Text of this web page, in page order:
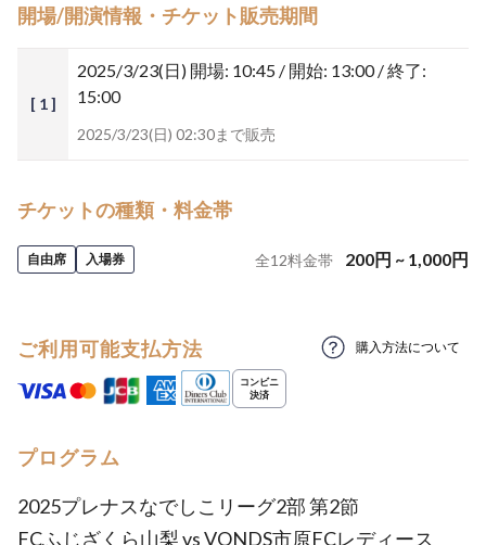
開場/開演情報・チケット販売期間
[ 1 ]
2025/3/23(日) 開場: 10:45 / 開始: 13:00 / 終了:
15:00
2025/3/23(日) 02:30まで販売
チケットの種類・料金帯
自由席 入場券 全12料金帯 200円 ~ 1,000円
ご利用可能支払方法 購入方法について
プログラム
2025プレナスなでしこリーグ2部 第2節
FCふじざくら山梨 vs VONDS市原FCレディース